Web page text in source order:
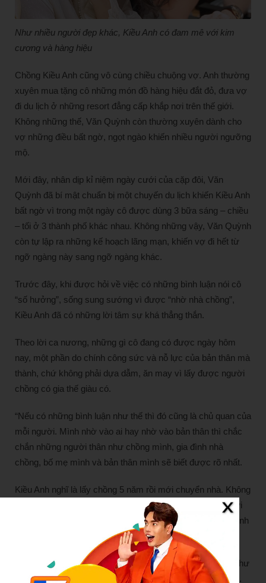
Như nhiều người đẹp khác, Kiều Anh có đam mê với kim
cương và hàng hiệu
Chồng Kiều Anh cũng vô cùng chiều chuộng vợ. Anh thường
xuyên mua tặng cô những món đồ hàng hiệu đắt đỏ, đưa vợ
đi du lịch ở những resort đẳng cấp khắp nơi trên thế giới.
Không những thế, Văn Quỳnh còn thường xuyên dành cho
vợ những điều bất ngờ, ngọt ngào khiến nhiều người ngưỡng
mộ.
Mới đây, nhân dịp kỉ niệm ngày cưới của cặp đôi, Văn
Quỳnh đã bí mật chuẩn bị một chuyến du lịch khiến Kiều Anh
bất ngờ vì trong một ngày cô được dùng 3 bữa sáng – chiều
– tối ở 3 thành phố khác nhau. Không những vậy, Văn Quỳnh
còn tự lập ra những kế hoạch lãng mạn, khiến vợ đi hết từ
ngỡ ngàng này sang ngỡ ngàng khác.
Trước đây, khi được hỏi về việc có những bình luận nói cô
“số hưởng”, sống sung sướng vì được “nhờ nhà chồng”,
Kiều Anh đã có những lời tâm sự khá thẳng thắn.
Theo lời ca nương, những gì cô đang có được ngày hôm
nay, một phần do chính công sức và nỗ lực của bản thân mà
thành, chứ không phải dựa dẫm, ăn may vì lấy được người
chồng có gia thế giàu có.
“Nếu có những bình luận như thế thì đó cũng là chủ quan của
mỗi người. Mình nhờ vào ai hay nhờ vào bản thân thì chắc
chắn những người thân như chồng mình, gia đình nhà
chồng, bố mẹ mình và bản thân mình sẽ biết được rõ nhất.
Kiều Anh nghĩ là lấy chồng 5 năm rồi mới chuyển nhà. Không
phải ngay từ đầu đã có luôn. Nhìn sâu xa sẽ biết câu trả lời
đó là gì. Tất cả những gì mình đang có đều từ bản thân mình
làm ra. Thật sự là như thế.
Kể cả những mối quan hệ trong gia đình hoặc những cái như
nhà cửa, vật chất… đều có công sức của Kiều Anh làm ra.